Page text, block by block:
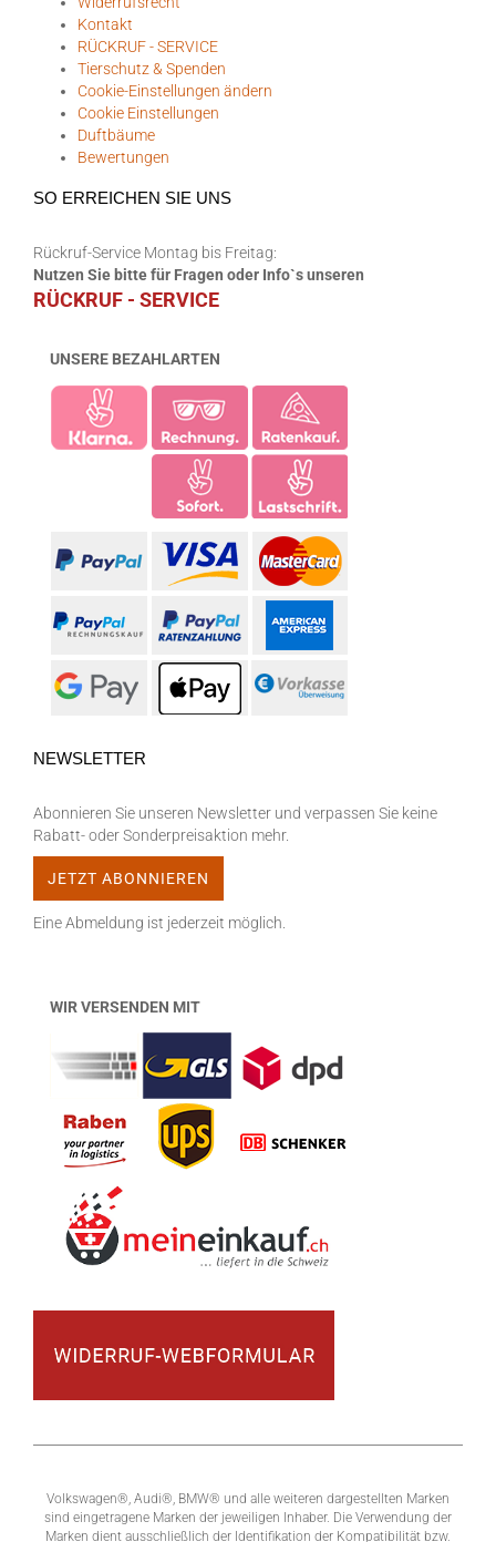
Kontakt
RÜCKRUF - SERVICE
Tierschutz & Spenden
Cookie-Einstellungen ändern
Cookie Einstellungen
Duftbäume
Bewertungen
SO ERREICHEN SIE UNS
Rückruf-Service Montag bis Freitag:
Nutzen Sie bitte für Fragen oder Info`s unseren
RÜCKRUF - SERVICE
UNSERE BEZAHLARTEN
NEWSLETTER
Abonnieren Sie unseren Newsletter und verpassen Sie keine
Rabatt- oder Sonderpreisaktion mehr.
Eine Abmeldung ist jederzeit möglich.
WIR VERSENDEN MIT
Volkswagen®, Audi®, BMW® und alle weiteren dargestellten Marken
sind eingetragene Marken der jeweiligen Inhaber. Die Verwendung der
Marken dient ausschließlich der Identifikation der Kompatibilität bzw.